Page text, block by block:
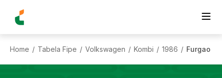
Home / Tabela Fipe / Volkswagen / Kombi / 1986 / Furgao